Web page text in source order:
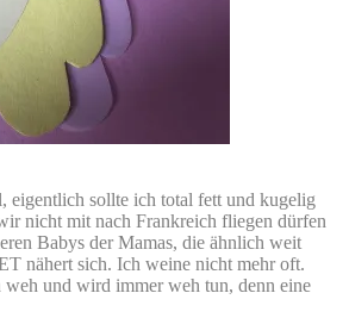
eigentlich sollte ich total fett und kugelig
nicht mit nach Frankreich fliegen dürfen
Babys der Mamas, die ähnlich weit
nähert sich. Ich weine nicht mehr oft.
weh und wird immer weh tun, denn eine